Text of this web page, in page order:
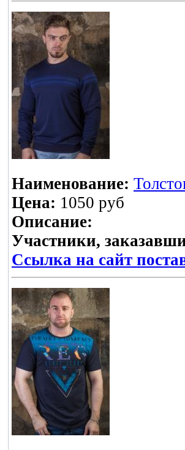
Наименование:
Цена: 1050 руб
Описание:
Участники,
Ссылка на сайт